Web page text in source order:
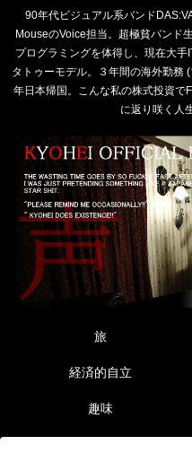
90年代ビジュアル系バンド
MouseのVoice担当。超極貧バンド
プログラミングを体得し、現在大
タトゥーモデル。３年間の海外勤務
年日本帰国。こんな私の株式投資で
に返り咲く人
旅
経済的自立
趣味